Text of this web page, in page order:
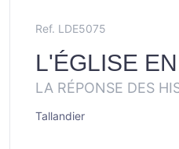
Ref. LDE5075
L'ÉGLISE
LA RÉPONSE DES
Tallandier